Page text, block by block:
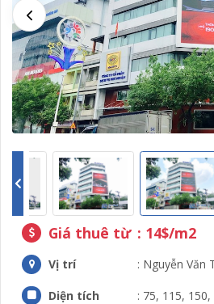
Giá thuê từ : 14$/m2
Vị trí : Nguyễn Văn
Diện tích : 75, 115,